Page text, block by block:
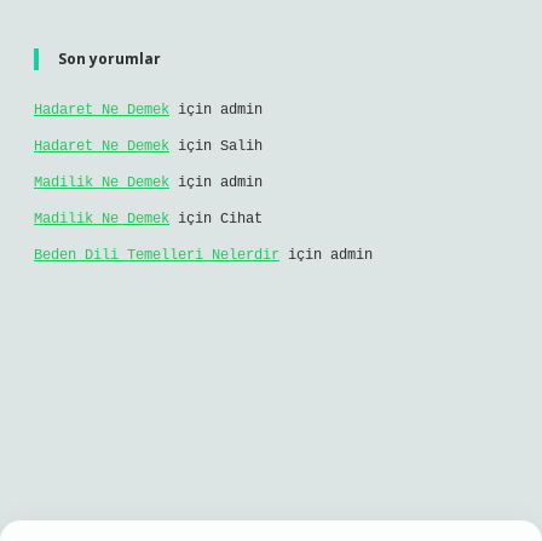
Son yorumlar
Hadaret Ne Demek için admin
Hadaret Ne Demek için Salih
Madilik Ne Demek için admin
Madilik Ne Demek için Cihat
Beden Dili Temelleri Nelerdir için admin
giriş